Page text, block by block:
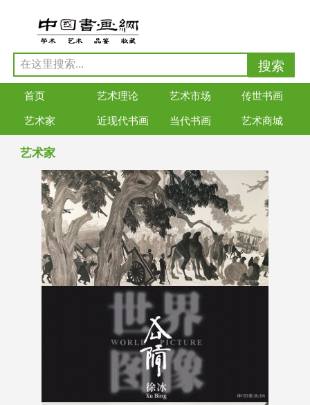
首页 艺术理论 艺术市场 传世书画
艺术家 近现代书画 当代书画 艺术商城
艺术家